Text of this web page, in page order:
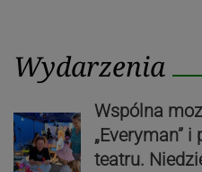
Wydarzenia
Wspólna
„Everyman”
teatru.